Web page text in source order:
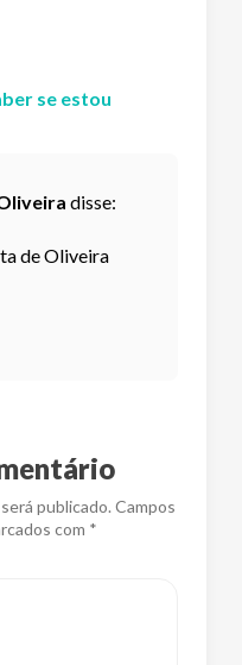
se estou
disse:
de Oliveira
publicado. Campos
com *